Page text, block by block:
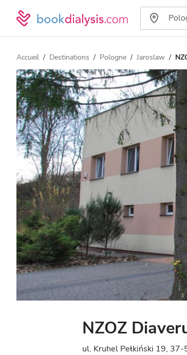
Accueil Destinations Pologne Jaroslaw
NZOZ
ul. Kruhel Pełkiński 19,